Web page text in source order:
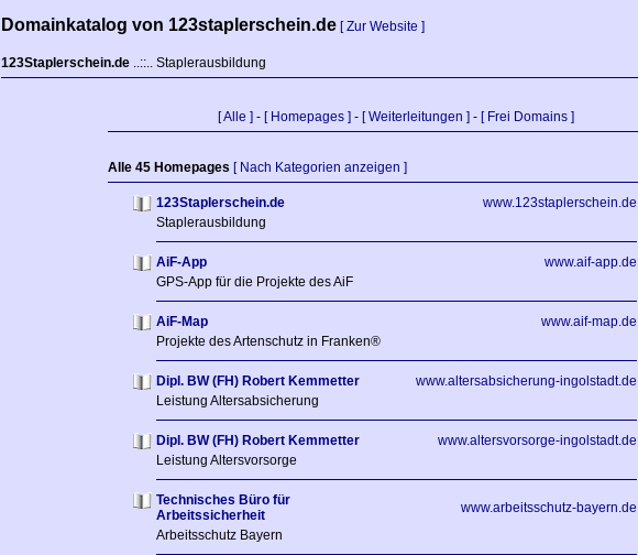
Domainkatalog von 123staplerschein.de [ Zur Website ]
123Staplerschein.de ..::.. Staplerausbildung
[ Alle ] - [ Homepages ] - [ Weiterleitungen ] - [ Frei Domains ]
Alle 45 Homepages [ Nach Kategorien anzeigen ]
123Staplerschein.de
www.123staplerschein.de
Staplerausbildung
AiF-App
www.aif-app.de
GPS-App für die Projekte des AiF
AiF-Map
www.aif-map.de
Projekte des Artenschutz in Franken®
Dipl. BW (FH) Robert Kemmetter
www.altersabsicherung-ingolstadt.de
Leistung Altersabsicherung
Dipl. BW (FH) Robert Kemmetter
www.altersvorsorge-ingolstadt.de
Leistung Altersvorsorge
Technisches Büro für
Arbeitssicherheit
www.arbeitsschutz-bayern.de
Arbeitsschutz Bayern